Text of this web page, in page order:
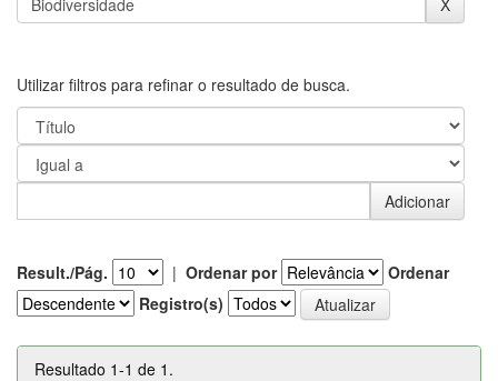
Utilizar filtros para refinar o resultado de busca.
Result./Pág. | Ordenar por
Ordenar
Registro(s)
Resultado 1-1 de 1.